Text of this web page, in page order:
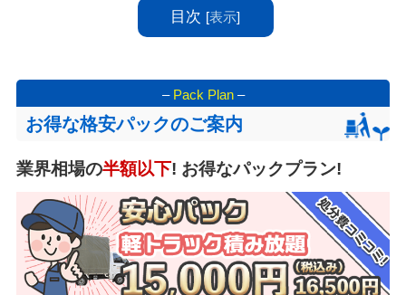
目次 [表示]
– Pack Plan–
お得な格安パックのご案内
業界相場の半額以下! お得なパックプラン!